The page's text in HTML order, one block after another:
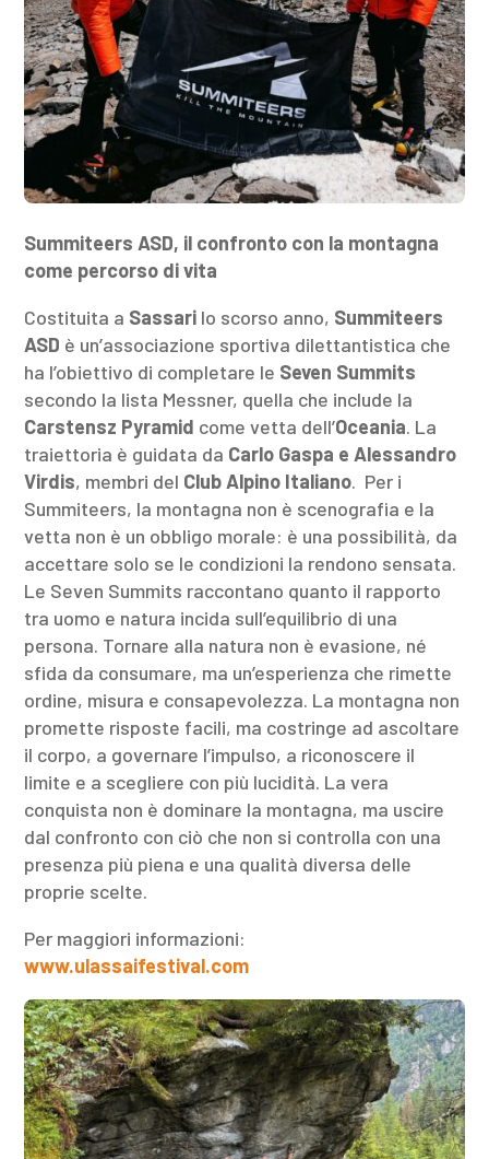
Summiteers ASD, il confronto con la montagna
come percorso di vita
Costituita a Sassari lo scorso anno, Summiteers
ASD è un’associazione sportiva dilettantistica che
ha l’obiettivo di completare le Seven Summits
secondo la lista Messner, quella che include la
Carstensz Pyramid come vetta dell’Oceania. La
traiettoria è guidata da Carlo Gaspa e Alessandro
Virdis, membri del Club Alpino Italiano. Per i
Summiteers, la montagna non è scenografia e la
vetta non è un obbligo morale: è una possibilità, da
accettare solo se le condizioni la rendono sensata.
Le Seven Summits raccontano quanto il rapporto
tra uomo e natura incida sull’equilibrio di una
persona. Tornare alla natura non è evasione, né
sfida da consumare, ma un’esperienza che rimette
ordine, misura e consapevolezza. La montagna non
promette risposte facili, ma costringe ad ascoltare
il corpo, a governare l’impulso, a riconoscere il
limite e a scegliere con più lucidità. La vera
conquista non è dominare la montagna, ma uscire
dal confronto con ciò che non si controlla con una
presenza più piena e una qualità diversa delle
proprie scelte.
Per maggiori informazioni:
www.ulassaifestival.com